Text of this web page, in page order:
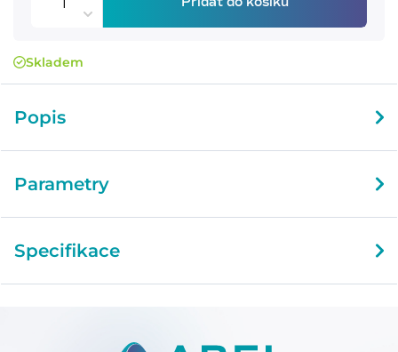
Skladem
Popis
Parametry
Specifikace